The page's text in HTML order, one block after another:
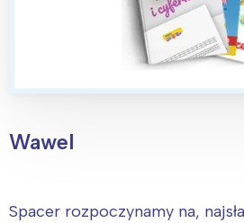
Wawel
Spacer rozpoczynamy na,